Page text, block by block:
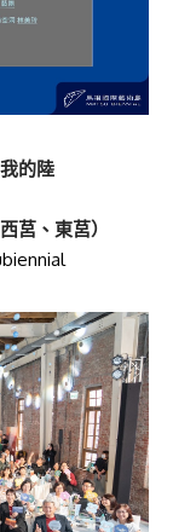
的陸
莒、東莒）